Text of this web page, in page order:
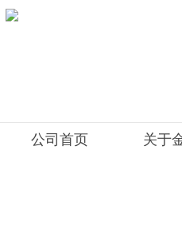
公司首页 关于